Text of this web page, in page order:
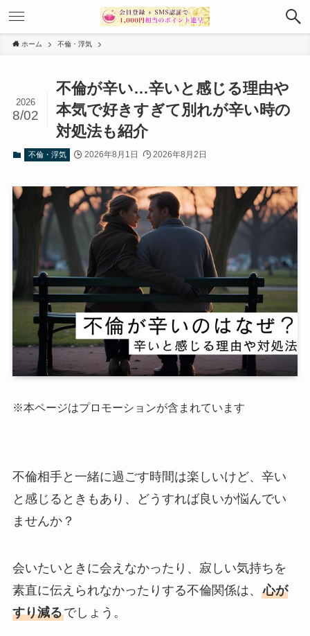
ホーム 不倫・浮気
不倫が辛い…辛いと感じる理由や
本気で好きすぎて別れが辛い時の
対処法も紹介
2026
8/02
不倫・浮気 2026年8月1日 2026年8月2日
※本ページはプロモーションが含まれています
不倫相手と一緒に過ごす時間は楽しいけど、辛い
と感じるときもあり、どうすれば良いか悩んでい
ませんか？
会いたいときに会えなかったり、寂しい気持ちを
素直に伝えられなかったりする不倫関係は、 心が
すり減るでしょう。